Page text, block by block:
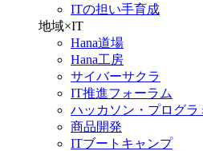
ITの担い手育成
地域×IT
Hana道場
Hana工房
サイバーサクラ
IT推進フォーラム
ハッカソン・プログラ
商品開発
ITブートキャンプ